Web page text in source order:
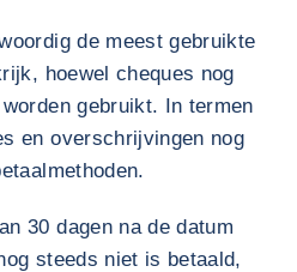
de meest gebruikte
hoewel cheques nog
gebruikt. In termen
en overschrijvingen nog
30 dagen na de datum
steeds niet is betaald,